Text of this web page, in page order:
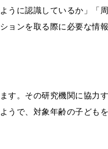
うに認識しているか」「
ョンを取る際に必要な情
す。その研究機関に協力
うで、対象年齢の子ども